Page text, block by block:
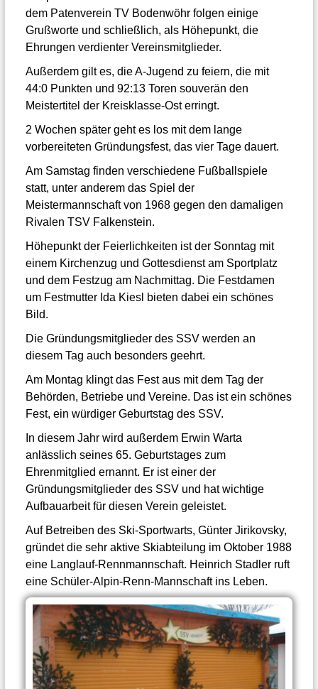
dem Patenverein TV Bodenwöhr folgen einige
Grußworte und schließlich, als Höhepunkt, die
Ehrungen verdienter Vereinsmitglieder.
Außerdem gilt es, die A-Jugend zu feiern, die mit
44:0 Punkten und 92:13 Toren souverän den
Meistertitel der Kreisklasse-Ost erringt.
2 Wochen später geht es los mit dem lange
vorbereiteten Gründungsfest, das vier Tage dauert.
Am Samstag finden verschiedene Fußballspiele
statt, unter anderem das Spiel der
Meistermannschaft von 1968 gegen den damaligen
Rivalen TSV Falkenstein.
Höhepunkt der Feierlichkeiten ist der Sonntag mit
einem Kirchenzug und Gottesdienst am Sportplatz
und dem Festzug am Nachmittag. Die Festdamen
um Festmutter Ida Kiesl bieten dabei ein schönes
Bild.
Die Gründungsmitglieder des SSV werden an
diesem Tag auch besonders geehrt.
Am Montag klingt das Fest aus mit dem Tag der
Behörden, Betriebe und Vereine. Das ist ein schönes
Fest, ein würdiger Geburtstag des SSV.
In diesem Jahr wird außerdem Erwin Warta
anlässlich seines 65. Geburtstages zum
Ehrenmitglied ernannt. Er ist einer der
Gründungsmitglieder des SSV und hat wichtige
Aufbauarbeit für diesen Verein geleistet.
Auf Betreiben des Ski-Sportwarts, Günter Jirikovsky,
gründet die sehr aktive Skiabteilung im Oktober 1988
eine Langlauf-Rennmannschaft. Heinrich Stadler ruft
eine Schüler-Alpin-Renn-Mannschaft ins Leben.